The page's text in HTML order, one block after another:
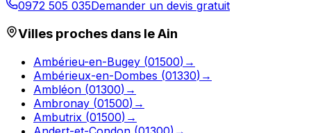
0972 505 035Demander un devis gratuit
Villes proches dans leAin
Ambérieu-en-Bugey (01500) →
Ambérieux-en-Dombes (01330) →
Ambléon (01300) →
Ambronay (01500) →
Ambutrix (01500) →